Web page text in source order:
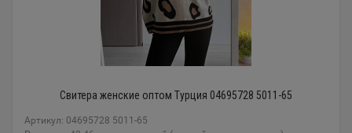
Свитера женские оптом Турция 04695728 5011-65
Артикул: 04695728 5011-65